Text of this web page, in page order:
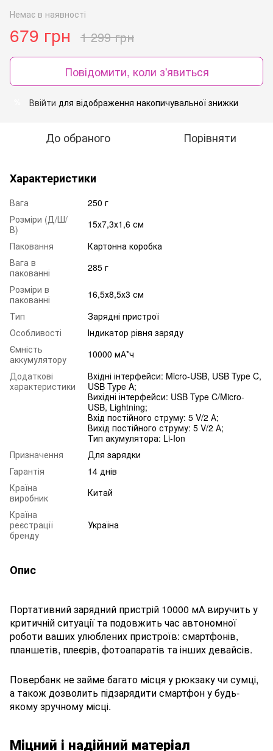
Немає в наявності
679 грн 1 299 грн
Повідомити, коли з'явиться
Ввійти для відображення накопичувальної знижки
До обраного Порівняти
Характеристики
Вага
250 г
Розміри (Д/Ш/
В)
15х7,3х1,6 см
Паковання
Картонна коробка
Вага в
пакованні
285 г
Розміри в
пакованні
16,5х8,5х3 см
Тип
Зарядні пристрої
Особливості
Індикатор рівня заряду
Ємність
аккумулятору
10000 мА*ч
Додаткові
характеристики
Вхідні інтерфейси: Micro-USB, USB Type C,
USB Type A;
Вихідні інтерфейси: USB Type C/Micro-
USB, Lightning;
Вхід постійного струму: 5 V/2 А;
Вихід постійного струму: 5 V/2 А;
Тип акумулятора: Li-Ion
Призначення
Для зарядки
Гарантія
14 днів
Країна
виробник
Китай
Країна
реєстрації
бренду
Україна
Опис
Портативний зарядний пристрій 10000 мА виручить у
критичній ситуації та подовжить час автономної
роботи ваших улюблених пристроїв: смартфонів,
планшетів, плеєрів, фотоапаратів та інших девайсів.
Повербанк не займе багато місця у рюкзаку чи сумці,
а також дозволить підзарядити смартфон у будь-
якому зручному місці.
Міцний і надійний матеріал